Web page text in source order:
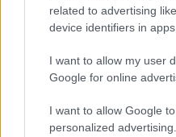
related to advertising
device identifiers in apps.
I want to allow my user
Google for online
I want to allow Google
personalized advertising.
PODCASTS